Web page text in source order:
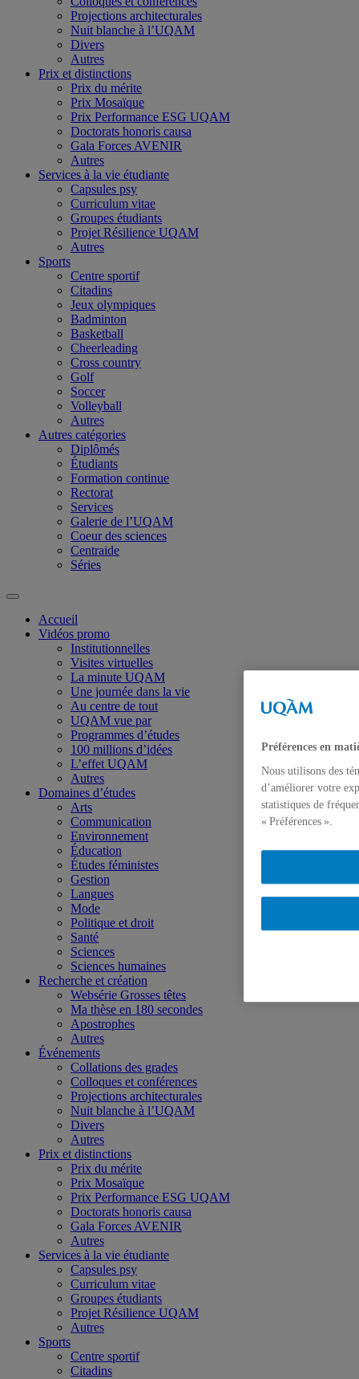
Projections architecturales
Nuit blanche à l’UQAM
Divers
Autres
Prix et distinctions
Prix du mérite
Prix Mosaïque
Prix Performance ESG UQAM
Doctorats honoris causa
Gala Forces AVENIR
Autres
Services à la vie étudiante
Capsules psy
Curriculum vitae
Groupes étudiants
Projet Résilience UQAM
Autres
Sports
Centre sportif
Citadins
Jeux olympiques
Badminton
Basketball
Cheerleading
Cross country
Golf
Soccer
Volleyball
Autres
Autres catégories
Diplômés
Étudiants
Formation continue
Rectorat
Services
Galerie de l’UQAM
Coeur des sciences
Centraide
Séries
Accueil
Vidéos promo
Institutionnelles
Visites virtuelles
La minute UQAM
Une journée dans la vie
Au centre de tout
UQAM vue par
Programmes d’études
100 millions d’idées
L’effet UQAM
Autres
Domaines d’études
Arts
Communication
Environnement
Éducation
Études féministes
Gestion
Langues
Mode
Politique et droit
Santé
Sciences
Sciences humaines
Recherche et création
Websérie Grosses têtes
Ma thèse en 180 secondes
Apostrophes
Autres
Événements
Collations des grades
Colloques et conférences
Projections architecturales
Nuit blanche à l’UQAM
Divers
Autres
Prix et distinctions
Prix du mérite
Prix Mosaïque
Prix Performance ESG UQAM
Doctorats honoris causa
Gala Forces AVENIR
Autres
Services à la vie étudiante
Capsules psy
Curriculum vitae
Groupes étudiants
Projet Résilience UQAM
Autres
Sports
Centre sportif
Citadins
Préférences en
Nous utilisons des
d’améliorer votre
statistiques de
« Préférences ».